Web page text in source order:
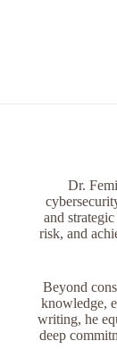
Dr.
and
risk, and
Beyond
knowledge,
writing, he
deep